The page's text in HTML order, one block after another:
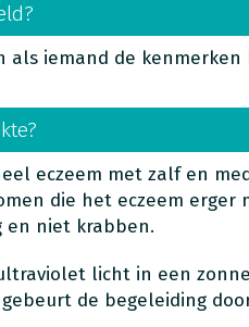
als iemand de kenmerken
eczeem met zalf en
die het eczeem erger
en niet krabben.
licht in een
de begeleiding